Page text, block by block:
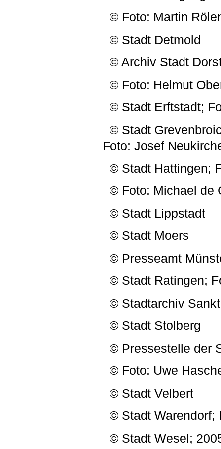
© Foto: Martin
© Stadt Detmold
© Archiv Stadt
© Foto: Helmut
© Stadt Erftstadt;
© Stadt
Foto: Josef
© Stadt Hattingen;
© Foto: Michael de
© Stadt Lippstadt
© Stadt Moers
© Presseamt
© Stadt Ratingen;
© Stadtarchiv
© Stadt Stolberg
© Pressestelle der
© Foto: Uwe
© Stadt Velbert
© Stadt Warendorf;
© Stadt Wesel;